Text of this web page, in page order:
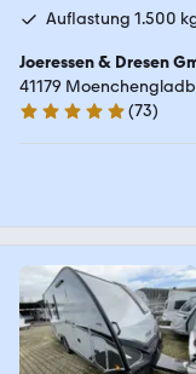
Auflastung 1.500
Joeressen & Dresen
41179
4.8 Sterne
(73)